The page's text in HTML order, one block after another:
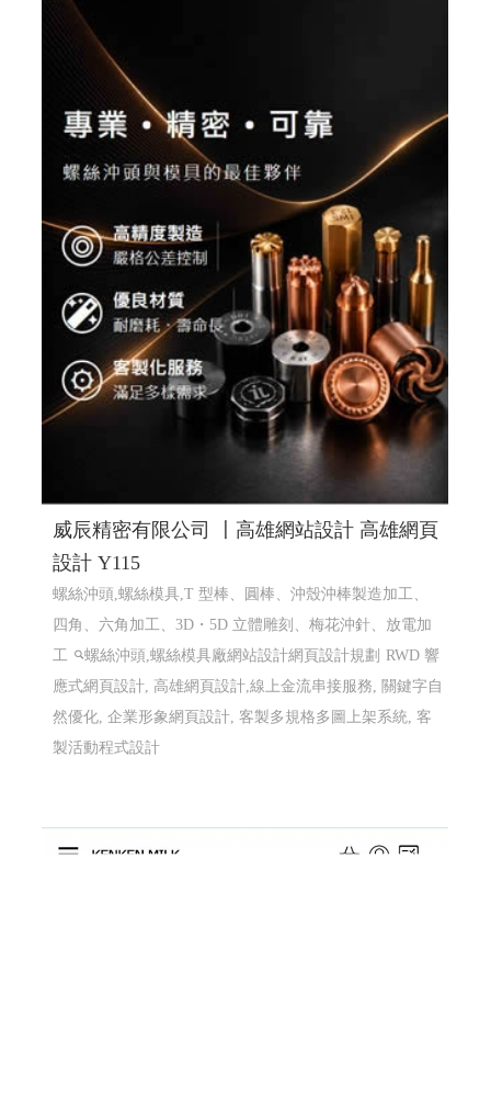
本手工眼鏡專賣,高雄眼鏡品牌選貨店,日本手工眼鏡販售
高雄配眼鏡推薦, 高雄多焦鏡片驗配, 高雄蔡司鏡片
驗配, 日本手工眼鏡專賣, 高雄眼鏡品牌選貨店, 日本手工
眼鏡販售維修
蔡司鏡片驗配, 日本手工眼鏡專賣, 高雄眼鏡品牌選貨店,
日本手工眼鏡販售維修 RWD 響應式網頁設計, 高雄網頁設
計,線上金流串接服務, 關鍵字自然優化, 企業形象網頁設
計, 客製多規格多圖上架系統, 客製活動程式設計